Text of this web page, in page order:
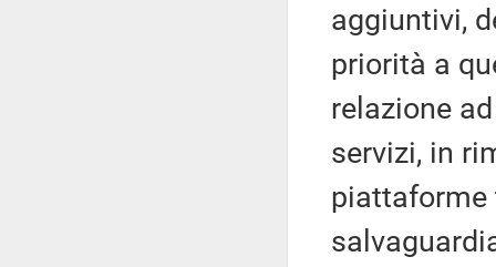
aggiuntivi,
priorità a
relazione
servizi, in
piattaforme